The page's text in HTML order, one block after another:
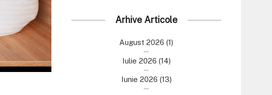
Arhive Articole
August 2026 (1)
Iulie 2026 (14)
Iunie 2026 (13)